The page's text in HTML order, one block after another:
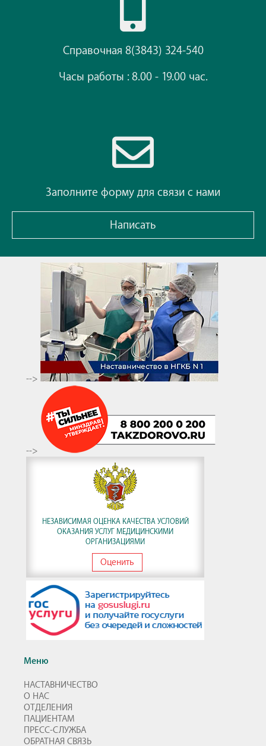
Справочная 8(3843) 324-540
Часы работы : 8.00 - 19.00 час.
Заполните форму для связи с нами
Написать
-->
-->
НЕЗАВИСИМАЯ ОЦЕНКА КАЧЕСТВА УСЛОВИЙ
ОКАЗАНИЯ УСЛУГ МЕДИЦИНСКИМИ
ОРГАНИЗАЦИЯМИ
Оценить
Меню
НАСТАВНИЧЕСТВО
О НАС
ОТДЕЛЕНИЯ
ПАЦИЕНТАМ
ПРЕСС-СЛУЖБА
ОБРАТНАЯ СВЯЗЬ